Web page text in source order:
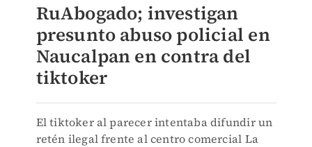
RuAbogado; investigan
presunto abuso policial en
Naucalpan en contra del
tiktoker
El tiktoker al parecer intentaba difundir un
retén ilegal frente al centro comercial La